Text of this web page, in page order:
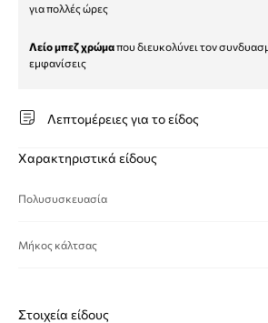
για πολλές ώρες
Λείο μπεζ χρώμαπου διευκολύνει τον
εμφανίσεις
Λεπτομέρειες για το είδος
Χαρακτηριστικά είδους
Πολυσυσκευασία
Μήκος κάλτσας
Στοιχεία είδους